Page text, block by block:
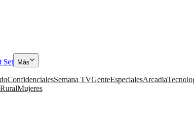
Set Más
ConfidencialesSemana TVGenteEspecialesArcadia
Mujeres